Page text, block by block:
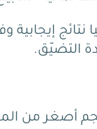
نتائج
التضيّق.
حجم أصغر من